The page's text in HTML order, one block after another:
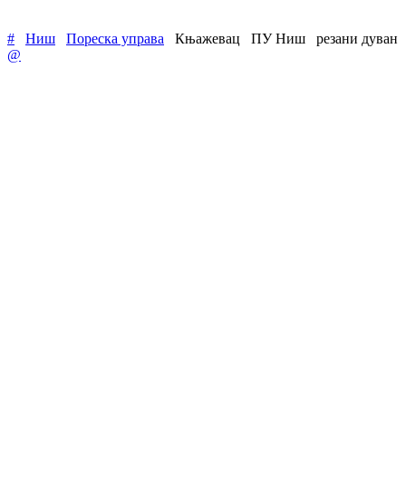
# Ниш Пореска управа Књажевац ПУ Ниш
резани дуван
@